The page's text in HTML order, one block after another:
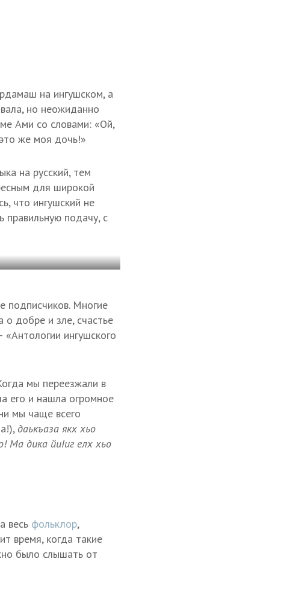
на ингушском, а
но неожиданно
Ами со словами: «Ой,
же моя дочь!»
на русский, тем
для широкой
что ингушский не
правильную подачу, с
подписчиков. Многие
добре и зле, счастье
ингушского
мы переезжали в
его и нашла огромное
мы чаще всего
даькъаза якх хьо
Ма дика йиIиг елх хьо
весь фольклор,
время, когда такие
было слышать от